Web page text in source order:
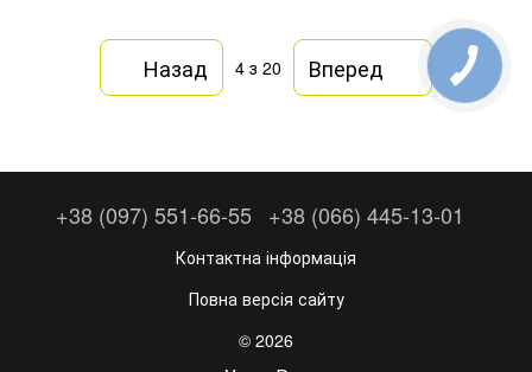
Назад 4 з 20 Вперед
+38 (097) 551-66-55 +38 (066) 445-13-01
Контактна інформація
Повна версія сайту
© 2026